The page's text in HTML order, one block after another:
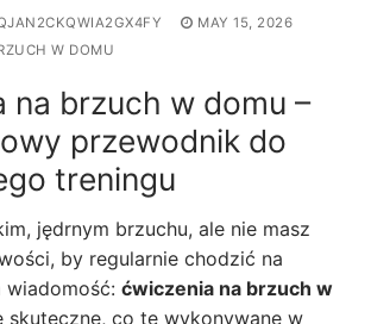
MAY 15, 2026
W DOMU
na brzuch w domu –
przewodnik do
treningu
jędrnym brzuchu, ale nie masz
by regularnie chodzić na
wiadomość: ćwiczenia na brzuch w
skuteczne, co te wykonywane w